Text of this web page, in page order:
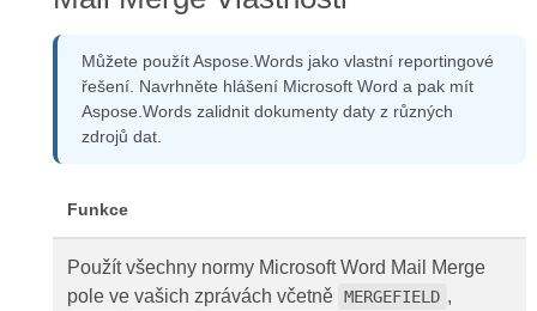
Můžete použít Aspose.Words jako vlastní reportingové
řešení. Navrhněte hlášení Microsoft Word a pak mít
Aspose.Words zalidnit dokumenty daty z různých
zdrojů dat.
Funkce
Použít všechny normy Microsoft Word Mail Merge
pole ve vašich zprávách včetně MERGEFIELD ,